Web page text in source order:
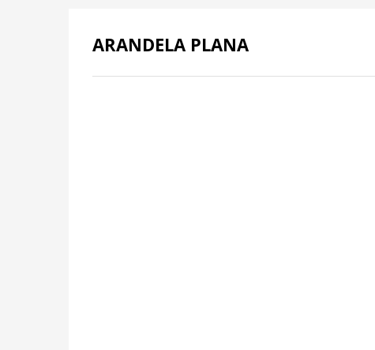
ARANDELA PLANA